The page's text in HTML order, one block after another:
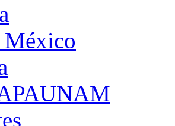
México